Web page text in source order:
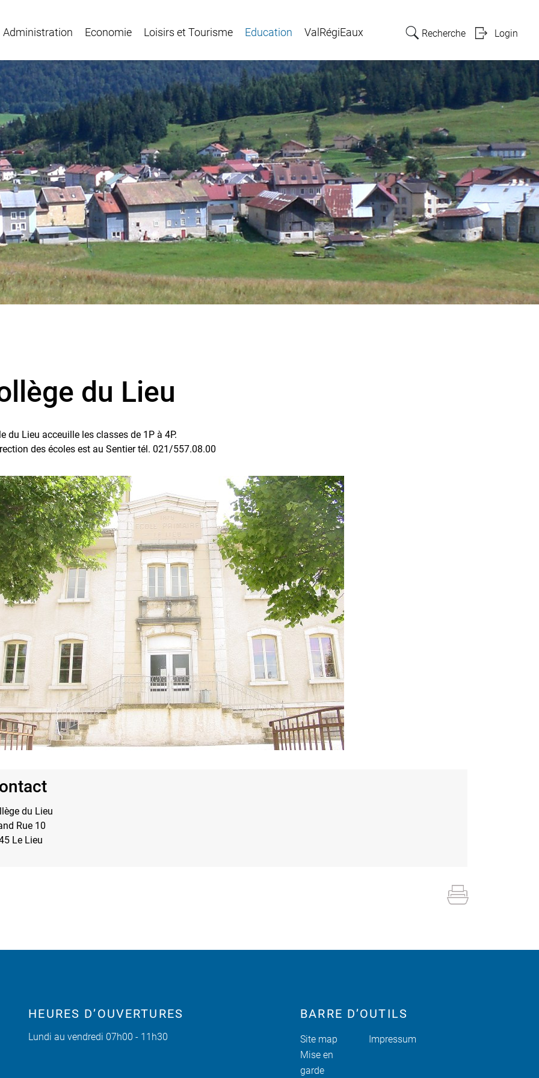
Administration Economie Loisirs et Tourisme Education ValRégiEaux Recherche Login
du Lieu
du Lieu acceuille les classes de 1P à 4P.
des écoles est au Sentier tél. 021/557.08.00
du Lieu
Rue 10
Le Lieu
HEURES D’OUVERTURES
Lundi au vendredi 07h00 - 11h30
BARRE D’OUTILS
Site map
Impressum
Mise en
garde